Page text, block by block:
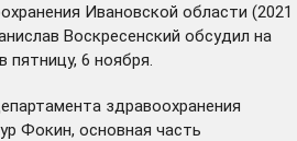
Ивановской области (2021
Воскресенский обсудил на
6 ноября.
здравоохранения
Фокин, основная часть